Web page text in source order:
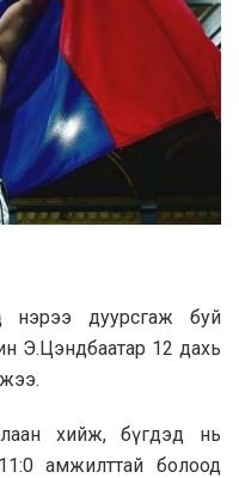
нэрээ дуурсгаж буй
Э.Цэндбаатар 12 дахь
хийж, бүгдэд нь
амжилттай болоод